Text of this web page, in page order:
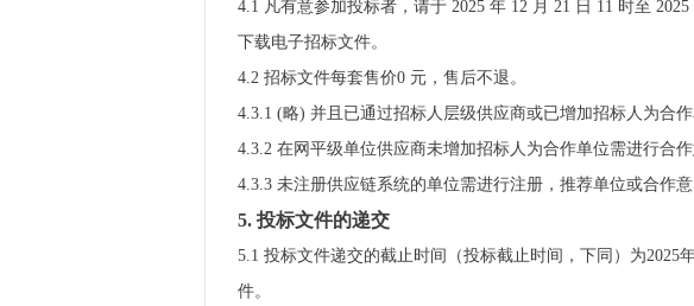
4.1 凡有意参加投标者，请于 2025 年 12 月 21 日 11 时至
下载电子招标文件。
4.2 招标文件每套售价0 元，售后不退。
4.3.1 (略) 并且已通过招标人层级供应商或已增加招标人为合
4.3.2 在网平级单位供应商未增加招标人为合作单位需进行合
4.3.3 未注册供应链系统的单位需进行注册，推荐单位或合作
5. 投标文件的递交
5.1 投标文件递交的截止时间（投标截止时间，下同）为2025
件。